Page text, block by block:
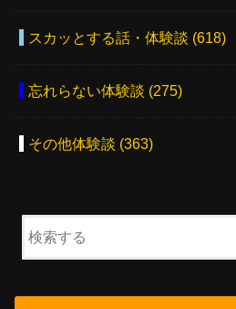
スカッとする話・体験談 (618)
忘れらない体験談 (275)
その他体験談 (363)